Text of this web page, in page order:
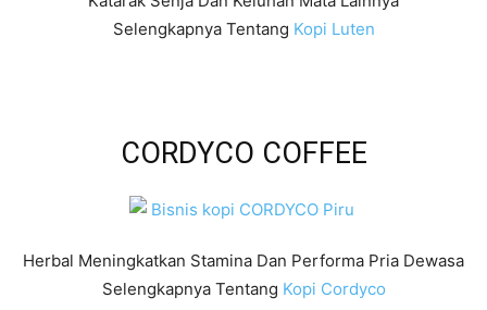
Selengkapnya Tentang Kopi Luten
CORDYCO COFFEE
Herbal Meningkatkan Stamina Dan Performa Pria Dewasa
Selengkapnya Tentang Kopi Cordyco